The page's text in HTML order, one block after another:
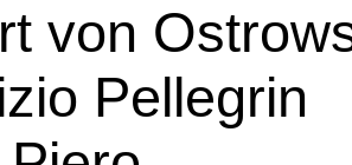
von
Pellegrin